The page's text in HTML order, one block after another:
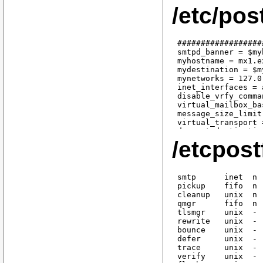
/etc/
smtpd_banner =
myhostname =
mydestination =
mynetworks =
inet_interfaces
message_size_limit
virtual_transport
inet_protocols =
smtp_host_lookup
##########
/
smtp      inet
pickup    fifo
cleanup
qmgr      fifo
tlsmgr    unix
rewrite   unix
bounce
defer     unix
trace     unix
verify    unix